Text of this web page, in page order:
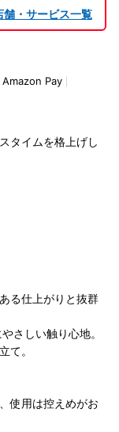
舗・サービス一覧
Amazon Pay
タイムを格上げし
る仕上がりと抜群
さしい触り心地。
て。
使用は控えめがお